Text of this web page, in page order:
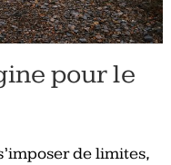
pour le
de limites,